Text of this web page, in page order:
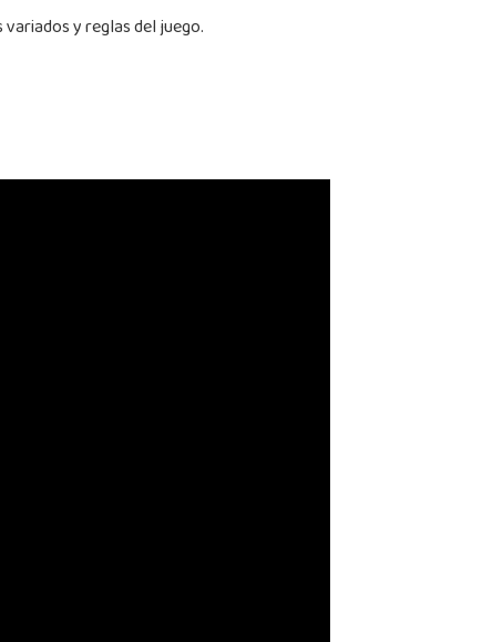
y reglas del juego.